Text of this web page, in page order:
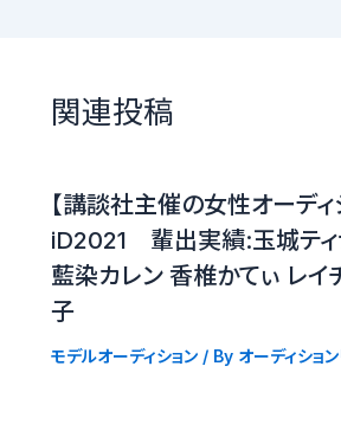
関連投稿
【講談社主催の女性オーディ
iD2021 輩出実績:玉城ティ
藍染カレン 香椎かてぃ レイ
子
モデルオーディション/ By オーディショ